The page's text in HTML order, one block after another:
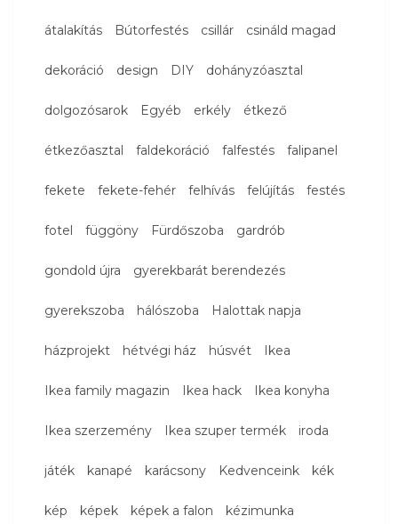
átalakítás Bútorfestés csillár csináld magad
dekoráció design DIY dohányzóasztal
dolgozósarok Egyéb erkély étkező
étkezőasztal faldekoráció falfestés falipanel
fekete fekete-fehér felhívás felújítás festés
fotel függöny Fürdőszoba gardrób
gondold újra gyerekbarát berendezés
gyerekszoba hálószoba Halottak napja
házprojekt hétvégi ház húsvét Ikea
Ikea family magazin Ikea hack Ikea konyha
Ikea szerzemény Ikea szuper termék iroda
játék kanapé karácsony Kedvenceink kék
kép képek képek a falon kézimunka